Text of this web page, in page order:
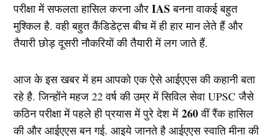
परीक्षा में सफलता हासिल करना औरIASबनना वाकई बहुत
मुश्किल है. वही बहुत कैंडिडेट्स बीच में ही हार मान लेते हैं और
तैयारी छोड़ दूसरी नौकरियों की तैयारी में लग जाते हैं.
आज के इस खबर में हम आपको एक ऐसे आईएएस की कहानी बता
रहे है. जिन्होंने महज 22 वर्ष की उम्र में सिविल सेवा UPSC जैसे
कठिन परीक्षा में पहले ही प्रयास में पुरे देश में260वीं रैंक हासिल
की और आईएएस बन गई. आइये जानते है आईएएस स्वाति मीना की